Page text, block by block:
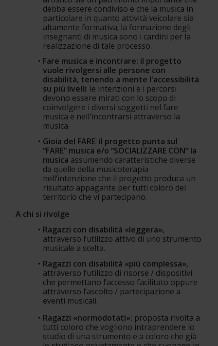
debba essere condiviso e che la musica in
particolare in quanto attività veicolare sia
altamente formativa; la formazione degli
insegnanti di musica sono i cardini per la
realizzazione di tale processo.
Fare musica e incontrare: il progetto
vuole rivolgersi alle persone con
disabilità, tenendo a mente l'accessibilità
su più livelli: le intenzioni e i percorsi
devono essere mirati con lo scopo di
coinvolgere i diversi soggetti nel fare
musica e nell'incontrarsi attraverso la
musica.
Gioia del FARE: il progetto punta sul
“FARE” musica e/o “SOCIALIZZARE CON” la
musica assumendo caratteristiche diverse
da quelle della musicoterapia
nell’intenzione che il progetto produca un
risultato appagante per tutti coloro del
territorio che vi partecipano.
A chi si rivolge
attraverso l’utilizzo attivo di uno strumento
musicale a scelta.
attraverso l’utilizzo di risorse / dispositivi
che permettano l’accesso facilitato oppure
attraverso l’ascolto / partecipazione a
eventi musicali.
Ragazzi «normodotati»: proposta rivolta a
tutti coloro che vogliono intraprendere lo
studio di una strumento e a coloro che già